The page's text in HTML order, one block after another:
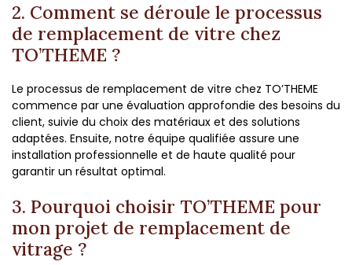
2. Comment se déroule le processus
de remplacement de vitre chez
TO’THEME ?
Le processus de remplacement de vitre chez TO’THEME
commence par une évaluation approfondie des besoins du
client, suivie du choix des matériaux et des solutions
adaptées. Ensuite, notre équipe qualifiée assure une
installation professionnelle et de haute qualité pour
garantir un résultat optimal.
3. Pourquoi choisir TO’THEME pour
mon projet de remplacement de
vitrage ?